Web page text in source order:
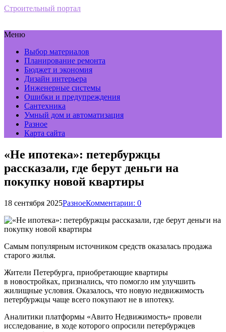
Строительный портал
Меню
Выбор материалов
Планирование ремонта
Бюджет и экономия
Дизайн интерьера
Инженерные системы
Ошибки и предупреждения
Сантехника
Умный дом и автоматизация
Разное
Карта сайта
«Не ипотека»: петербуржцы
рассказали, где берут деньги на
покупку новой квартиры
18 сентября 2025РазноеКомментарии: 0
Самым популярным источником средств оказалась продажа
старого жилья.
Жители Петербурга, приобретающие квартиры
в новостройках, признались, что помогло им улучшить
жилищные условия. Оказалось, что новую недвижимость
петербуржцы чаще всего покупают не в ипотеку.
Аналитики платформы «Авито Недвижимость» провели
исследование, в ходе которого опросили петербуржцев